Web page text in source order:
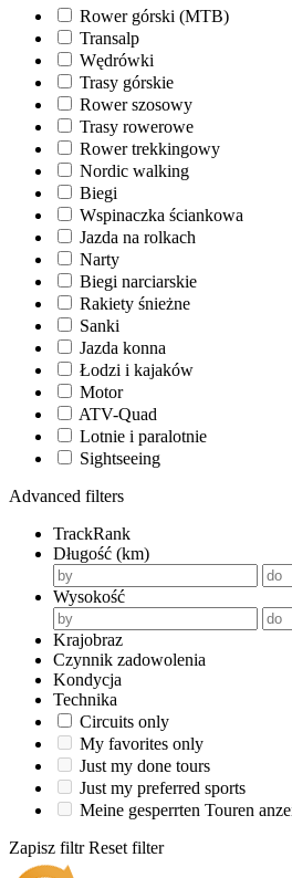
Rower górski (MTB)
Transalp
Wędrówki
Trasy górskie
Rower szosowy
Trasy rowerowe
Rower trekkingowy
Nordic walking
Biegi
Wspinaczka ściankowa
Jazda na rolkach
Narty
Biegi narciarskie
Rakiety śnieżne
Sanki
Jazda konna
Łodzi i kajaków
Motor
ATV-Quad
Lotnie i paralotnie
Sightseeing
Advanced filters
TrackRank
Długość (km)
Wysokość
Krajobraz
Czynnik zadowolenia
Kondycja
Technika
Circuits only
My favorites only
Just my done tours
Just my preferred sports
Meine gesperrten Touren
Zapisz filtr Reset filter